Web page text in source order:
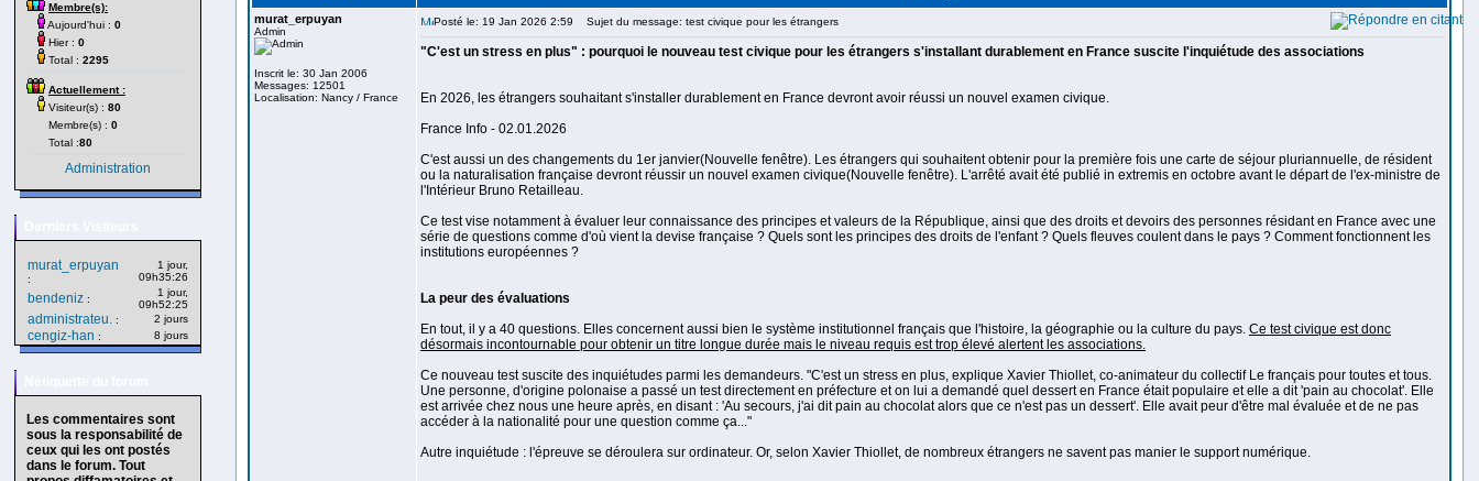
Membre(s):
Aujourd'hui : 0
Hier : 0
Total : 2295
Actuellement :
Visiteur(s) : 80
Membre(s) : 0
Total :80
Administration
murat_erpuyan
:
1 jour,
09h35:26
bendeniz :
1 jour,
09h52:25
administrateu. : 2 jours
cengiz-han : 8 jours
Les commentaires sont
sous la responsabilité de
ceux qui les ont postés
dans le forum. Tout
murat_erpuyan
Admin
Inscrit le: 30 Jan 2006
Messages: 12501
Localisation: Nancy / France
Posté le: 19 Jan 2026 2:59 Sujet du message: test civique pour les étrangers
"C'est un stress en plus" : pourquoi le nouveau test civique pour les étrangers s'installant durablement en France suscite l'inquiétude des associations
En 2026, les étrangers souhaitant s'installer durablement en France devront avoir réussi un nouvel examen civique.
France Info - 02.01.2026
C'est aussi un des changements du 1er janvier(Nouvelle fenêtre). Les étrangers qui souhaitent obtenir pour la première fois une carte de séjour pluriannuelle, de résident
ou la naturalisation française devront réussir un nouvel examen civique(Nouvelle fenêtre). L'arrêté avait été publié in extremis en octobre avant le départ de l'ex-ministre de
l'Intérieur Bruno Retailleau.
Ce test vise notamment à évaluer leur connaissance des principes et valeurs de la République, ainsi que des droits et devoirs des personnes résidant en France avec une
série de questions comme d'où vient la devise française ? Quels sont les principes des droits de l'enfant ? Quels fleuves coulent dans le pays ? Comment fonctionnent les
institutions européennes ?
La peur des évaluations
En tout, il y a 40 questions. Elles concernent aussi bien le système institutionnel français que l'histoire, la géographie ou la culture du pays. Ce test civique est donc
désormais incontournable pour obtenir un titre longue durée mais le niveau requis est trop élevé alertent les associations.
Ce nouveau test suscite des inquiétudes parmi les demandeurs. "C'est un stress en plus, explique Xavier Thiollet, co-animateur du collectif Le français pour toutes et tous.
Une personne, d'origine polonaise a passé un test directement en préfecture et on lui a demandé quel dessert en France était populaire et elle a dit 'pain au chocolat'. Elle
est arrivée chez nous une heure après, en disant : 'Au secours, j'ai dit pain au chocolat alors que ce n'est pas un dessert'. Elle avait peur d'être mal évaluée et de ne pas
accéder à la nationalité pour une question comme ça..."
Autre inquiétude : l'épreuve se déroulera sur ordinateur. Or, selon Xavier Thiollet, de nombreux étrangers ne savent pas manier le support numérique.